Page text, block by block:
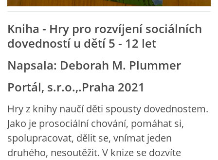
VZDĚLÁVACÍ BLOK BŘEZEN
VÝTVARNÉ TECHNIKY
VÝTVARNÉ POMŮCKY
Kniha - Hry pro rozvíjení sociálních
dovedností u dětí 5 - 12 let
Napsala: Deborah M. Plummer
Portál, s.r.o.,.Praha 2021
Hry z knihy naučí děti spousty dovednostem.
Jako je prosociální chování, pomáhat si,
spolupracovat, dělit se, vnímat jeden
druhého, nesoutěžit. V knize se dozvíte